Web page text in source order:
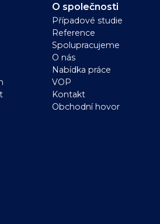
O společnosti
Případové studie
Reference
Spolupracujeme
O nás
Nabídka práce
VOP
Kontakt
Obchodní hovor